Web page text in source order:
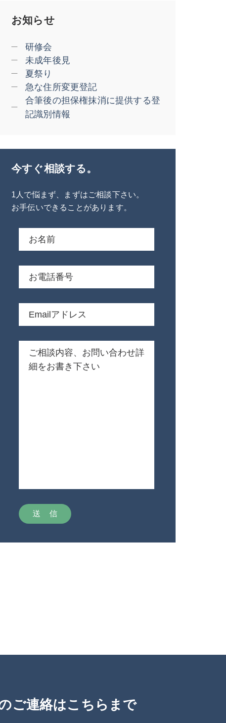
お知らせ
研修会
未成年後見
夏祭り
急な住所変更登記
合筆後の担保権抹消に提供する登
記識別情報
今すぐ相談する。
1人で悩まず、まずはご相談下さい。
お手伝いできることがあります。
ご連絡はこちらまで